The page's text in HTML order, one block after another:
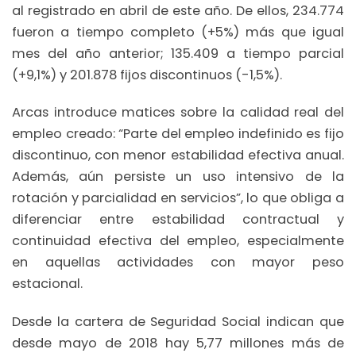
al registrado en abril de este año. De ellos, 234.774
fueron a tiempo completo (+5%) más que igual
mes del año anterior; 135.409 a tiempo parcial
(+9,1%) y 201.878 fijos discontinuos (-1,5%).
Arcas introduce matices sobre la calidad real del
empleo creado: “Parte del empleo indefinido es fijo
discontinuo, con menor estabilidad efectiva anual.
Además, aún persiste un uso intensivo de la
rotación y parcialidad en servicios”, lo que obliga a
diferenciar entre estabilidad contractual y
continuidad efectiva del empleo, especialmente
en aquellas actividades con mayor peso
estacional.
Desde la cartera de Seguridad Social indican que
desde mayo de 2018 hay 5,77 millones más de